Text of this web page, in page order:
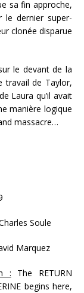
sa fin approche,
le dernier super-
clonée disparue
le devant de la
travail de Taylor,
Laura qu’il avait
manière logique
massacre…
Soule
Marquez
: The RETURN
begins here,